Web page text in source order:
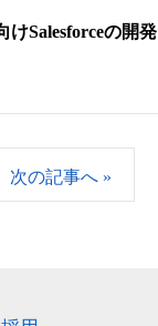
けSalesforceの開発
次の記事へ »